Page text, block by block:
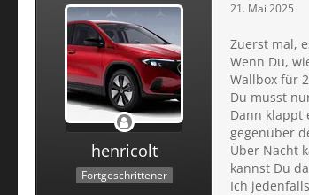
henricolt
Fortgeschrittener
21. Mai 2025
Zuerst mal,
Wenn Du,
Wallbox für
Du musst
Dann klappt
gegenüber
Über Nacht
kannst Du
Ich